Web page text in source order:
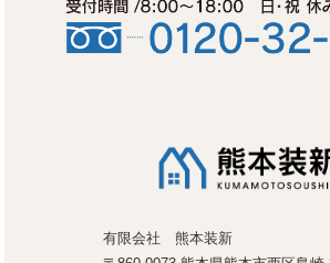
有限会社 熊本装新